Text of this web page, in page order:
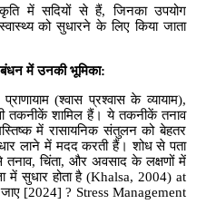
में सदियों से हैं, जिनका उपयोग
को सुधारने के लिए किया जाता
में उनकी भूमिका:
(श्वास प्रश्वास के व्यायाम),
तकनीकें शामिल हैं। ये तकनीकें तनाव
में रासायनिक संतुलन को बेहतर
लाने में मदद करती हैं। शोध से पता
चिंता, और अवसाद के लक्षणों में
में सुधार होता है (Khalsa, 2004) at
[2024] ? Stress Management